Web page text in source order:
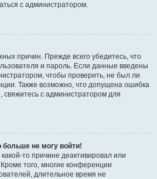
с администратором.
причин. Прежде всего убедитесь, что
и пароль. Если данные введены
чтобы проверить, не был ли
Также возможно, что допущена ошибка
с администратором для
больше не могу войти!
то причине деактивировал или
того, многие конференции
длительное время не